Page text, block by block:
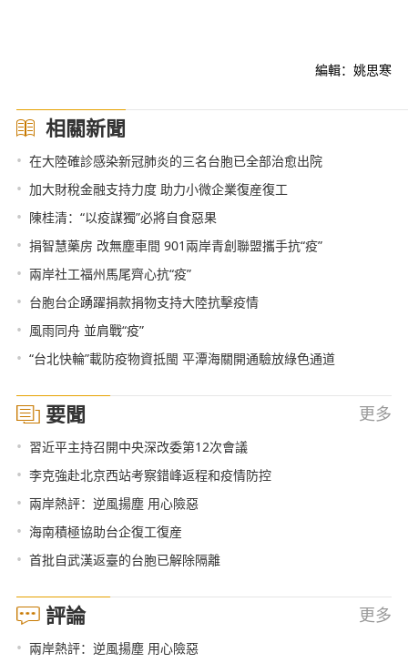
編輯：姚思寒
相關新聞
• 在大陸確診感染新冠肺炎的三名台胞已全部治愈出院
• 加大財稅金融支持力度 助力小微企業復産復工
• 陳桂清：“以疫謀獨”必將自食惡果
• 捐智慧藥房 改無塵車間 901兩岸青創聯盟攜手抗“疫”
• 兩岸社工福州馬尾齊心抗“疫”
• 台胞台企踴躍捐款捐物支持大陸抗擊疫情
• 風雨同舟 並肩戰“疫”
• “台北快輪”載防疫物資抵閩 平潭海關開通驗放綠色通道
要聞 更多
• 習近平主持召開中央深改委第12次會議
• 李克強赴北京西站考察錯峰返程和疫情防控
• 兩岸熱評：逆風揚塵 用心險惡
• 海南積極協助台企復工復産
• 首批自武漢返臺的台胞已解除隔離
評論 更多
• 兩岸熱評：逆風揚塵 用心險惡